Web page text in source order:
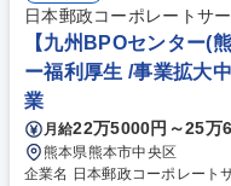
成約率を誇ります。効率的な
格など、圧倒的スピード感で成長可能です。 募
メディアの法人営業|未経験・
日本郵政コーポレートサ
【九州BPOセンター(
ー福利厚生 /事業拡大
業
月給22万5000円～25万
熊本県熊本市中央区
企業名 日本郵政コーポレートサービス株式会